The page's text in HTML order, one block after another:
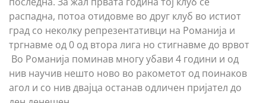
распадна, потоа отидовме во друг клуб во истиот
град со неколку репрезентативци на Романија и
тргнавме од 0 од втора лига но стигнавме до врвот
Во Романија поминав многу убави 4 години и од
нив научив нешто ново во ракометот од поинаков
агол и со нив двајца останав одличен пријател до